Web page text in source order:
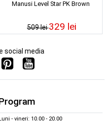
Manusi Level Star PK Brown
509 lei329 lei
social media
Luni - vineri: 10.00 - 20.00